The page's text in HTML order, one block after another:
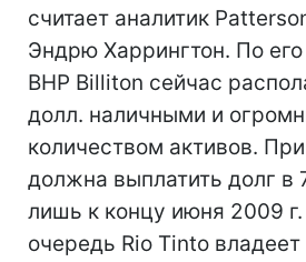
считает аналитик
Эндрю Харрингтон. По
BHP Billiton сейчас
долл. наличными и
количеством активов.
должна выплатить долг в
лишь к концу июня 2009
очередь Rio Tinto владеет